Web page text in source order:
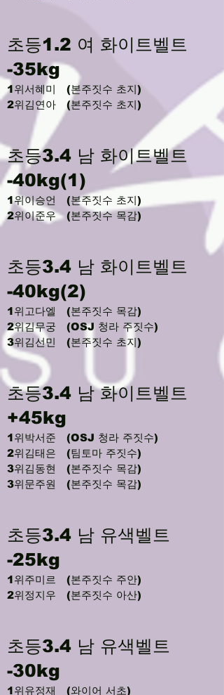
초등1.2 여 화이트벨트
-35kg
1위서혜미 (본주짓수 초지)
2위김연아 (본주짓수 초지)
초등3.4 남 화이트벨트
-40kg(1)
1위이승언 (본주짓수 초지)
2위이준우 (본주짓수 목감)
초등3.4 남 화이트벨트
-40kg(2)
1위고다엘 (본주짓수 목감)
2위김무궁 (OSJ 청라 주짓수)
3위김선민 (본주짓수 초지)
초등3.4 남 화이트벨트
+45kg
1위박서준 (OSJ 청라 주짓수)
2위김태은 (팀토마 주짓수)
3위김동현 (본주짓수 목감)
3위문주원 (본주짓수 목감)
초등3.4 남 유색벨트
-25kg
1위주미르 (본주짓수 주안)
2위정지우 (본주짓수 아산)
초등3.4 남 유색벨트
-30kg
1위유정재 (와이어 서초)